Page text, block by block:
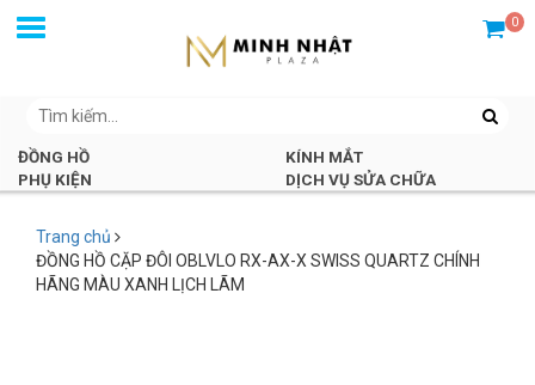
0
ĐỒNG HỒ
KÍNH MẮT
PHỤ KIỆN
DỊCH VỤ SỬA CHỮA
Trang chủ
ĐỒNG HỒ CẶP ĐÔI OBLVLO RX-AX-X SWISS QUARTZ CHÍNH
HÃNG MÀU XANH LỊCH LÃM